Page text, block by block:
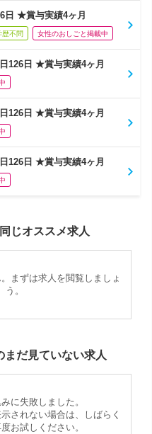
日 ★賞与実績4ヶ月
歴不問 女性のおしごと掲載中
126日 ★賞与実績4ヶ月
126日 ★賞与実績4ヶ月
126日 ★賞与実績4ヶ月
じオススメ求人
まずは求人を閲覧しましょ
う。
まだ見ていない求人
に失敗しました。
されない場合は、しばらく
お試しください。